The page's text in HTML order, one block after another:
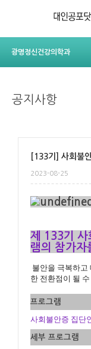
광명정신건강의학과
공지사항
[133기] 사회불
2023-08-25
제 133기 사
램의 참가자
불안을 극복하고
한 전환점이 될
프로그램
사회불안증 집단
세부 프로그램